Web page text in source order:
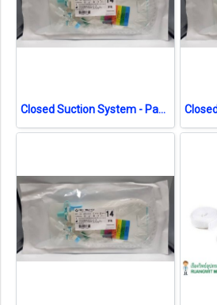
Closed Suction System - Pacific Health No.14 สายดูดเสมหะระบบปิด (exp 08-2026)